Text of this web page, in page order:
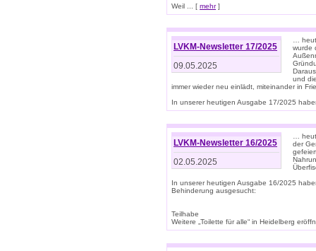
Weil ... [ mehr]
LVKM-Newsletter 17/2025
09.05.2025
…
wurde
und
immer wieder neu einlädt, miteinander in
In unserer heutigen Ausgabe 17/2025
LVKM-Newsletter 16/2025
02.05.2025
…
der
In unserer heutigen Ausgabe 16/2025
Behinderung ausgesucht:
Teilhabe
Weitere „Toilette für alle“ in Heidelberg